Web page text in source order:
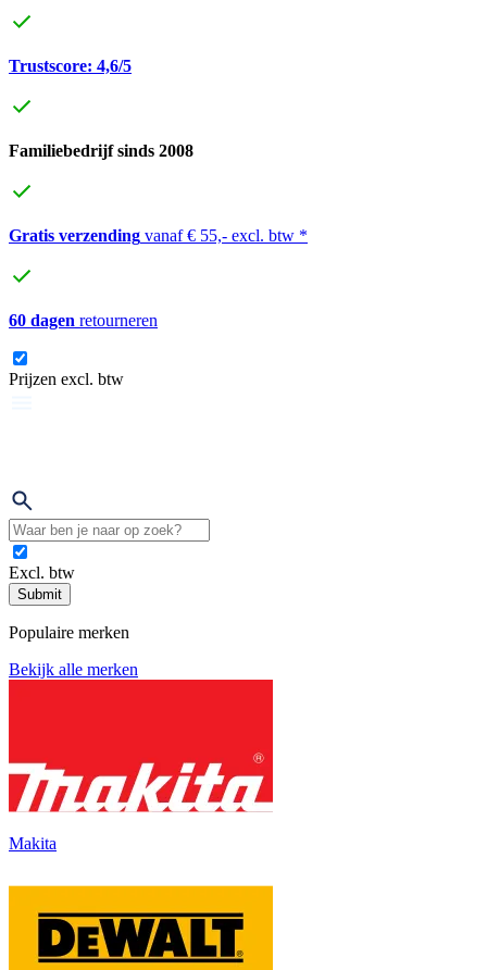
Trustscore: 4,6/5
Familiebedrijf sinds 2008
Gratis verzending vanaf € 55,- excl. btw *
60 dagen retourneren
Prijzen excl. btw
Excl. btw
Submit
Populaire merken
Bekijk alle merken
Makita